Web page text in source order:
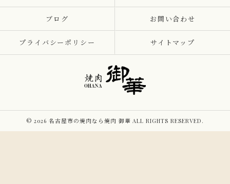
ブログ お問い合わせ
プライバシーポリシー サイトマップ
© 2026 名古屋市の焼肉なら焼肉 御華 ALL RIGHTS RESERVED.